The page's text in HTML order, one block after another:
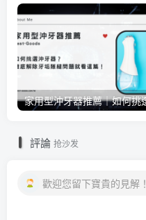
評論 抢沙发
歡迎您留下寶貴的見解！